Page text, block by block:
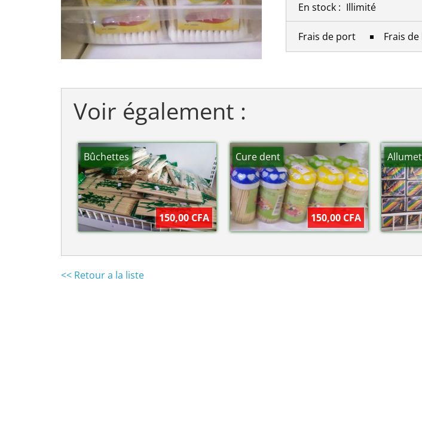
En stock : Illimité
Frais de port Frais
Voir également :
Bûchettes
150,00 CFA
Cure dent
150,00 CFA
<< Retour a la liste